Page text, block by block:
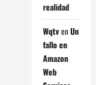
realidad
WqtvenUn
fallo en
Amazon
Web